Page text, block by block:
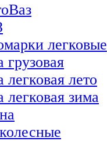
легковые
лето
зима